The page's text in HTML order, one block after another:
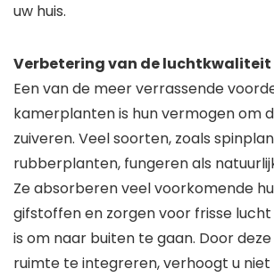
uw huis.
Verbetering van de luchtkwaliteit
Een van de meer verrassende
kamerplanten is hun vermogen om
zuiveren. Veel soorten, zoals
rubberplanten, fungeren als
Ze absorberen veel voorkomende
gifstoffen en zorgen voor frisse
is om naar buiten te gaan. Door
ruimte te integreren, verhoogt u